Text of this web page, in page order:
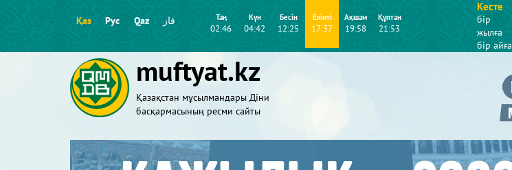
Қаз Рус Qaz قاز Таң
02:46
Күн
04:42
Бесін
12:25
Екінті
17:37
Ақшам
19:58
Құптан
21:53
Кесте
бір
жылға
бір айға
muftyat.kz
Қазақстан мұсылмандары Діни
басқармасының ресми сайты